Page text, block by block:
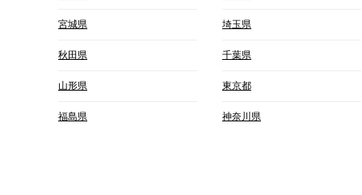
宮城県
秋田県
山形県
福島県
埼玉県
千葉県
東京都
神奈川県